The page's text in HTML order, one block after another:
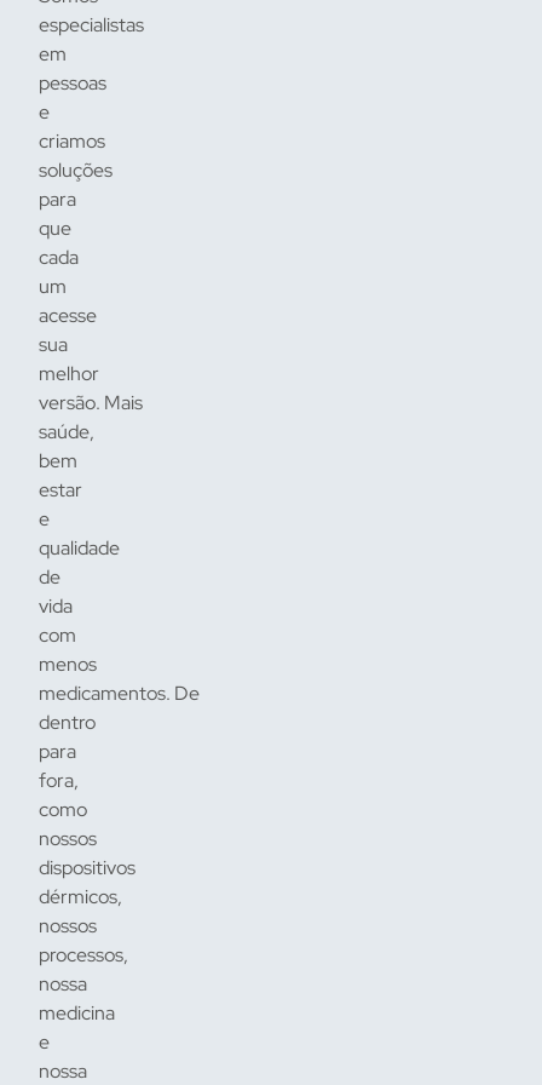
especialistas
em
pessoas
e
criamos
soluções
para
que
cada
um
acesse
sua
melhor
versão. Mais
saúde,
bem
estar
e
qualidade
de
vida
com
menos
medicamentos. De
dentro
para
fora,
como
nossos
dispositivos
dérmicos,
nossos
processos,
nossa
medicina
e
nossa